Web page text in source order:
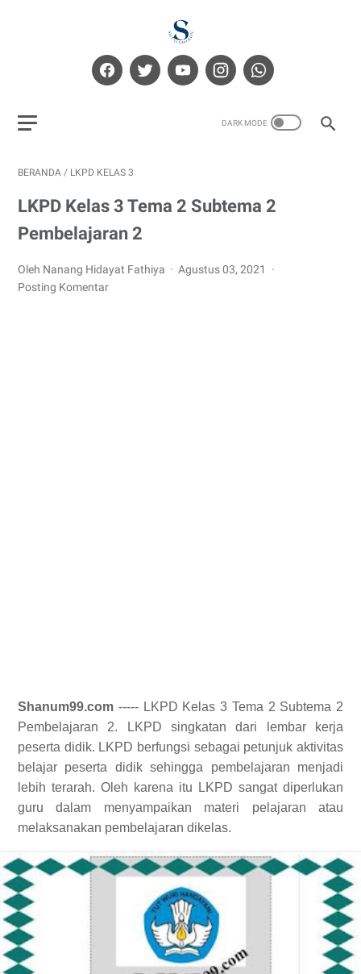
BERANDA / LKPD KELAS 3
LKPD Kelas 3 Tema 2 Subtema 2
Pembelajaran 2
Oleh Nanang Hidayat Fathiya
Agustus 03, 2021
Posting Komentar
Shanum99.com ----- LKPD Kelas 3 Tema 2 Subtema 2
Pembelajaran 2. LKPD singkatan dari lembar kerja
peserta didik. LKPD berfungsi sebagai petunjuk aktivitas
belajar peserta didik sehingga pembelajaran menjadi
lebih terarah. Oleh karena itu LKPD sangat diperlukan
guru dalam menyampaikan materi pelajaran atau
melaksanakan pembelajaran dikelas.